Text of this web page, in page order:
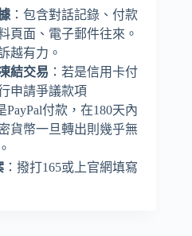
：包含對話記錄、付款
頁面、電子郵件往來。
越有力。
結交易 ：若是信用卡付
申請爭議款項
PayPal付款，在180天內
貨幣一旦轉出則幾乎無
：撥打165或上官網填寫